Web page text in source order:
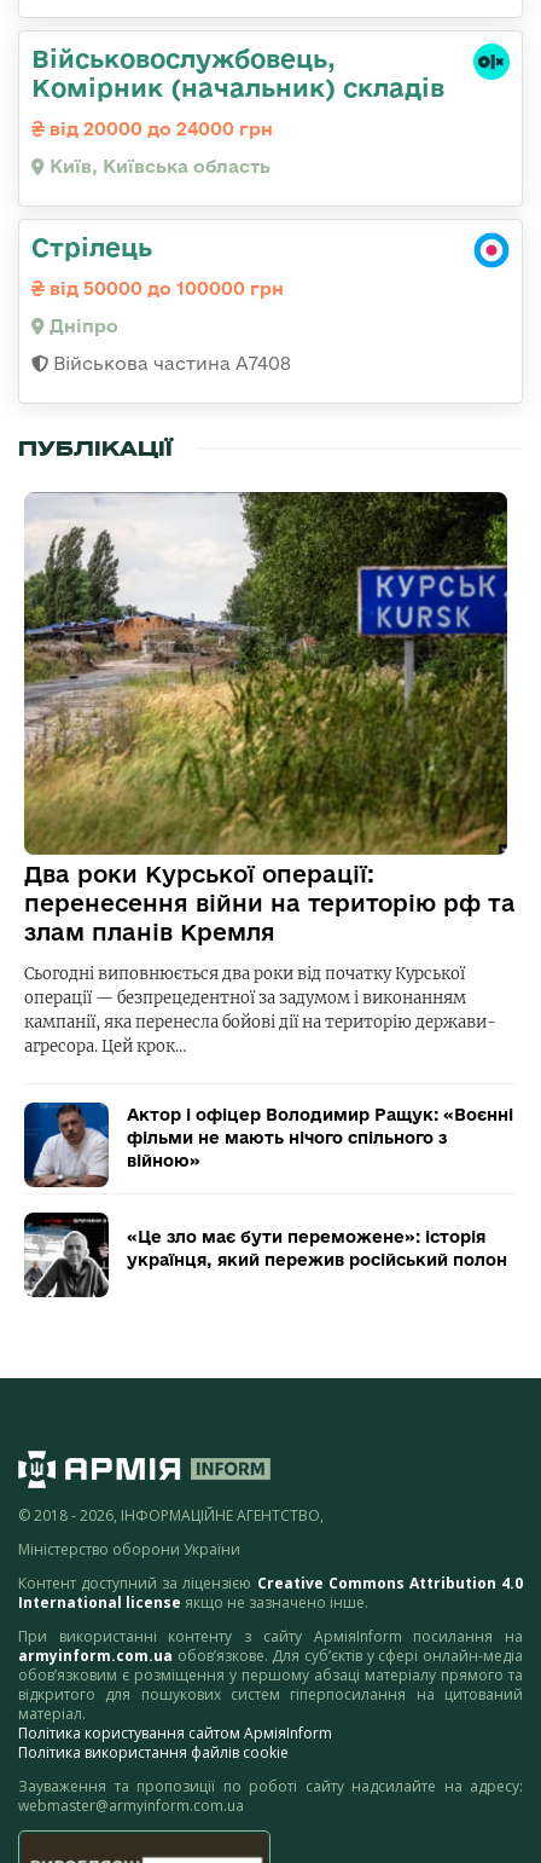
Військовослужбовець,
Комірник (начальник) складів
від 20000 до 24000 грн
Київ, Київська область
Стрілець
від 50000 до 100000 грн
Дніпро
Військова частина А7408
ПУБЛІКАЦІЇ
Два роки Курської операції:
перенесення війни на територію рф та
злам планів Кремля
Сьогодні виповнюється два роки від початку Курської
операції — безпрецедентної за задумом і виконанням
кампанії, яка перенесла бойові дії на територію держави-
агресора. Цей крок…
Актор і офіцер Володимир Ращук: «Воєнні
фільми не мають нічого спільного з
війною»
«Це зло має бути переможене»: історія
українця, який пережив російський полон
© 2018 - 2026, ІНФОРМАЦІЙНЕ АГЕНТСТВО,
Міністерство оборони України
Контент доступний за ліцензією Creative Commons Attribution 4.0
International license якщо не зазначено інше.
При використанні контенту з сайту АрміяInform посилання на
armyinform.com.ua обов’язкове. Для суб’єктів у сфері онлайн-медіа
обов’язковим є розміщення у першому абзаці матеріалу прямого та
відкритого для пошукових систем гіперпосилання на цитований
матеріал.
Політика користування сайтом АрміяInform
Політика використання файлів cookie
Зауваження та пропозиції по роботі сайту надсилайте на адресу:
webmaster@armyinform.com.ua